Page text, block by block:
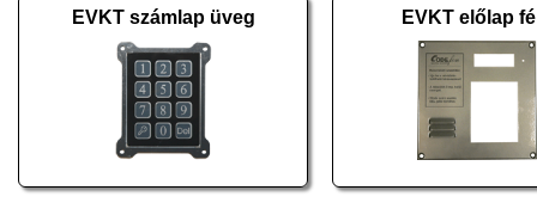
EVKT számlap üveg EVKT előlap